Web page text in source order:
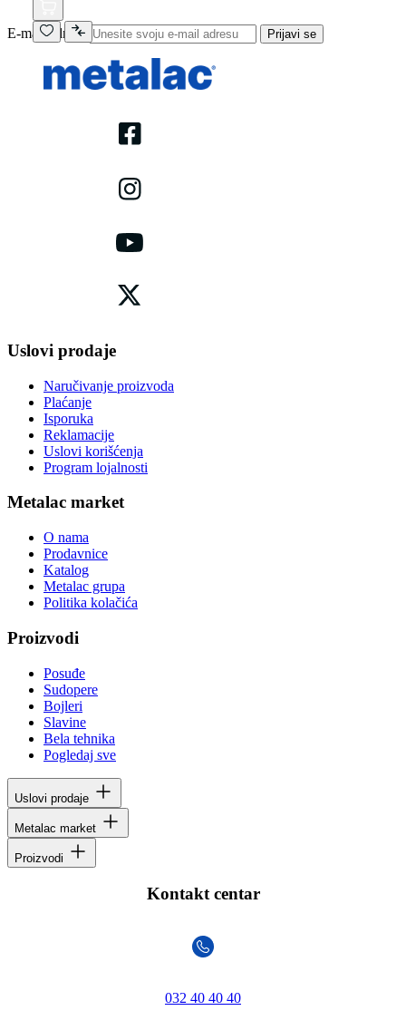
E-mail adresa Prijavi se
Uslovi prodaje
Naručivanje proizvoda
Plaćanje
Isporuka
Reklamacije
Uslovi korišćenja
Program lojalnosti
Metalac market
O nama
Prodavnice
Katalog
Metalac grupa
Politika kolačića
Proizvodi
Posuđe
Sudopere
Bojleri
Slavine
Bela tehnika
Pogledaj sve
Uslovi prodaje
Metalac market
Proizvodi
Kontakt centar
032 40 40 40